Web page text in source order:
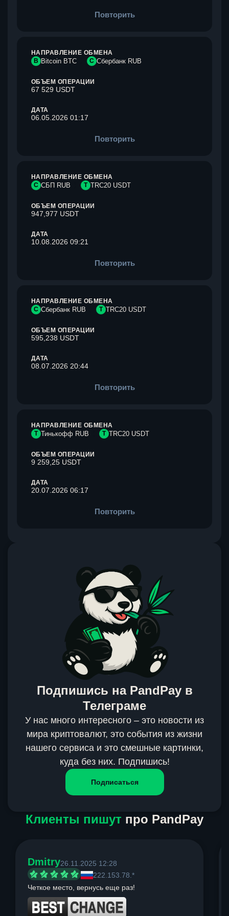
Повторить
НАПРАВЛЕНИЕ ОБМЕНА
B Bitcoin BTC С Сбербанк RUB
ОБЪЕМ ОПЕРАЦИИ
67 529 USDT
ДАТА
06.05.2026 01:17
Повторить
НАПРАВЛЕНИЕ ОБМЕНА
С СБП RUB T TRC20 USDT
ОБЪЕМ ОПЕРАЦИИ
947,977 USDT
ДАТА
10.08.2026 09:21
Повторить
НАПРАВЛЕНИЕ ОБМЕНА
С Сбербанк RUB T TRC20 USDT
ОБЪЕМ ОПЕРАЦИИ
595,238 USDT
ДАТА
08.07.2026 20:44
Повторить
НАПРАВЛЕНИЕ ОБМЕНА
Т Тинькофф RUB T TRC20 USDT
ОБЪЕМ ОПЕРАЦИИ
9 259,25 USDT
ДАТА
20.07.2026 06:17
Повторить
Подпишись на PandPay в
Телеграме
У нас много интересного – это новости из
мира криптовалют, это события из жизни
нашего сервиса и это смешные картинки,
куда без них. Подпишись!
Подписаться
Клиенты пишут про PandPay
Dmitry26.11.2025 12:28
222.153.78.*
Четкое место, вернусь еще раз!